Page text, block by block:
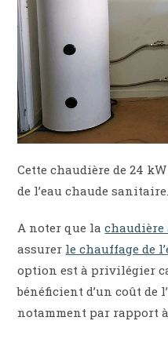
Cette chaudière de 24
de l’eau chaude sanitaire.
A noter que lachaudière
assurer le chauffage de
option est à privilégier
bénéficient d’un coût de
notamment par rapport